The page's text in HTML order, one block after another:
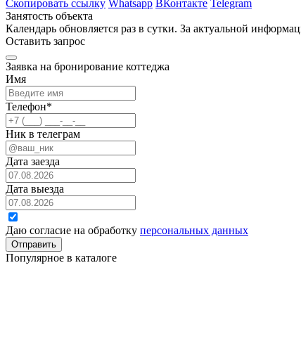
Скопировать ссылку Whatsapp ВКонтакте Telegram
Занятость объекта
Календарь обновляется раз в сутки. За актуальной
Оставить запрос
Заявка на бронирование коттеджа
Имя
Телефон*
Ник в телеграм
Дата заезда
Дата выезда
Даю согласие на обработку персональных данных
Отправить
Популярное в каталоге